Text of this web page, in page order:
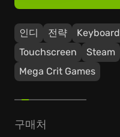
인디 전략 Keyboard
Touchscreen
Steam
Mega Crit Games
구매처